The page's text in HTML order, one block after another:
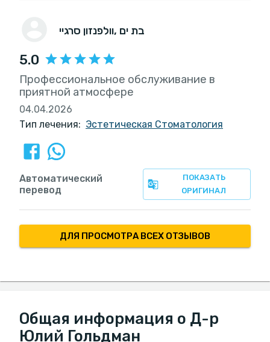
וולפנזון סרגיי , בת ים
5.0
Профессиональное обслуживание в
приятной атмосфере
04.04.2026
Тип лечения: Эстетическая Стоматология
ПОКАЗАТЬ
ОРИГИНАЛ
Автоматический
перевод
ДЛЯ ПРОСМОТРА ВСЕХ ОТЗЫВОВ
Общая информация о Д-р
Юлий Гольдман